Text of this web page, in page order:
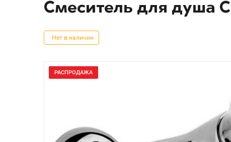
Смеситель для душа
Нет в наличии
РАСПРОДАЖА